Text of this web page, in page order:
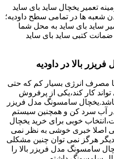
25 سال در زمینه تعمیر یخچال ساید بای ساید
شعبه ها در تمامی سطح داودیه؛
تعمیر ساید بای ساید به محل شما
ضمانت کتبی ساید بای ساید
بالا در داودیه
مصرف انرژی بسیار کم که حتی
تا 290 ولت می تواند کار کند،یکی از پرفروش
سامسونگ مدل فریزر
بیش از 2 لیتر آب در آب سرد کن و همچنین سیستم
خوبی برای خرید یخچال
اصلا خبری خوشی به نظر نمی
هرگز نمی توان چنین مشکلی
سامسونگ مدل فریزر بالا را